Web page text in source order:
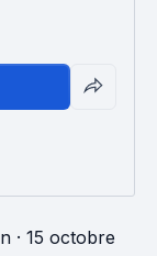
· 15 octobre